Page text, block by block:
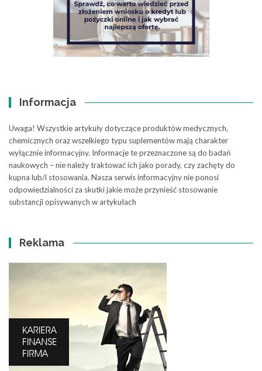
Informacja
Uwaga! Wszystkie artykuły dotyczące produktów medycznych,
chemicznych oraz wszelkiego typu suplementów mają charakter
wyłącznie informacyjny. Informacje te przeznaczone są do badań
naukowych – nie należy traktować ich jako porady, czy zachęty do
kupna lub/i stosowania. Nasza serwis informacyjny nie ponosi
odpowiedzialności za skutki jakie może przynieść stosowanie
substancji opisywanych w artykułach
Reklama